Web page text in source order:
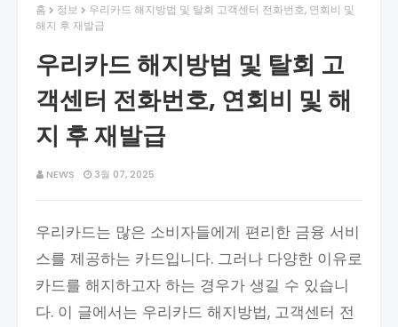
홈 정보
우리카드 해지방법 및 탈회 고객센터 전화번호, 연회비 및
해지 후 재발급
우리카드 해지방법 및 탈회 고
객센터 전화번호, 연회비 및 해
지 후 재발급
NEWS 3월 07, 2025
우리카드는 많은 소비자들에게 편리한 금융 서비
스를 제공하는 카드입니다. 그러나 다양한 이유로
카드를 해지하고자 하는 경우가 생길 수 있습니
다. 이 글에서는 우리카드 해지방법, 고객센터 전